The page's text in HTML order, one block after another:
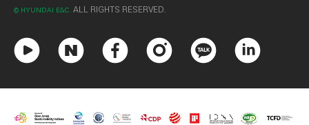
© HYUNDAI E&C. ALL RIGHTS RESERVED.
튜
브
이
이
스
스
타
카
오
크
드